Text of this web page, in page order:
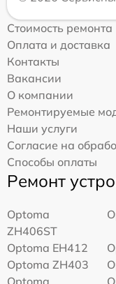
Стоимость ремонта
Оплата и доставка
Контакты
Вакансии
О компании
Ремонтируемые
Наши услуги
Согласие на
Способы оплаты
Ремонт
Optoma
ZH406ST
Optoma EH412
Optoma ZH403
Optoma